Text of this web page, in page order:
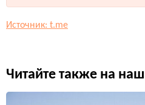
Источник: t.me
Читайте также на